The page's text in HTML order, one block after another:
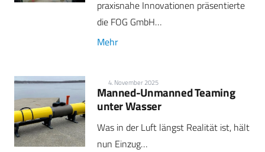
praxisnahe Innovationen präsentierte
die FOG GmbH…
Mehr
4. November 2025
Manned-Unmanned Teaming
unter Wasser
Was in der Luft längst Realität ist, hält
nun Einzug…